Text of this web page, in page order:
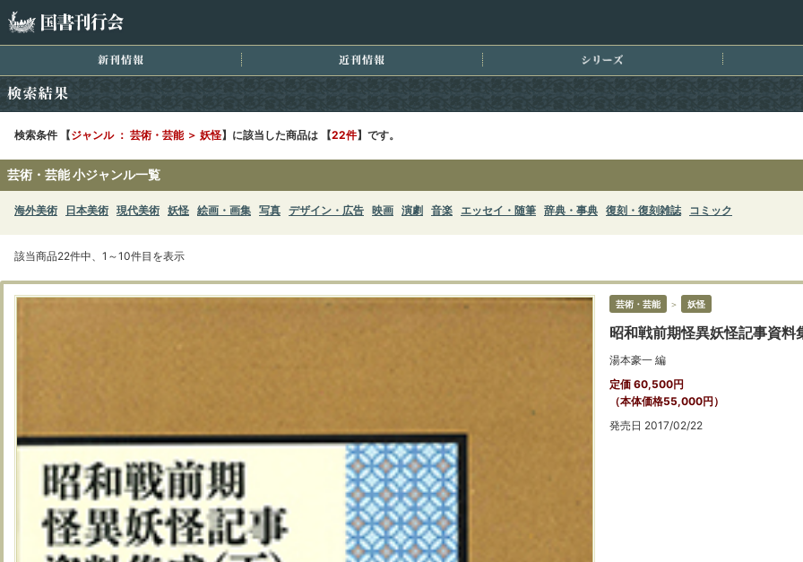
新刊情報
検索条件 【ジャンル ： 芸術・芸能 ＞ 妖怪】に該当した商品は 【22件】です。
芸術・芸能 小ジャンル一覧
海外美術 日本美術 現代美術 妖怪 絵画・画集 写真 デザイン・広告 映画 演劇 音楽 エッセイ・随筆 辞典・事典 復刻・復刻雑誌 コミック
該当商品22件中、1～10件目を表示
芸術・芸能 ＞ 妖怪
昭和戦前期怪異妖怪記事資料
湯本豪一 編
定価 60,500円
（本体価格55,000円）
発売日 2017/02/22